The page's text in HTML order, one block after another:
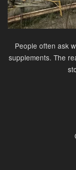
People often ask
supplements. The